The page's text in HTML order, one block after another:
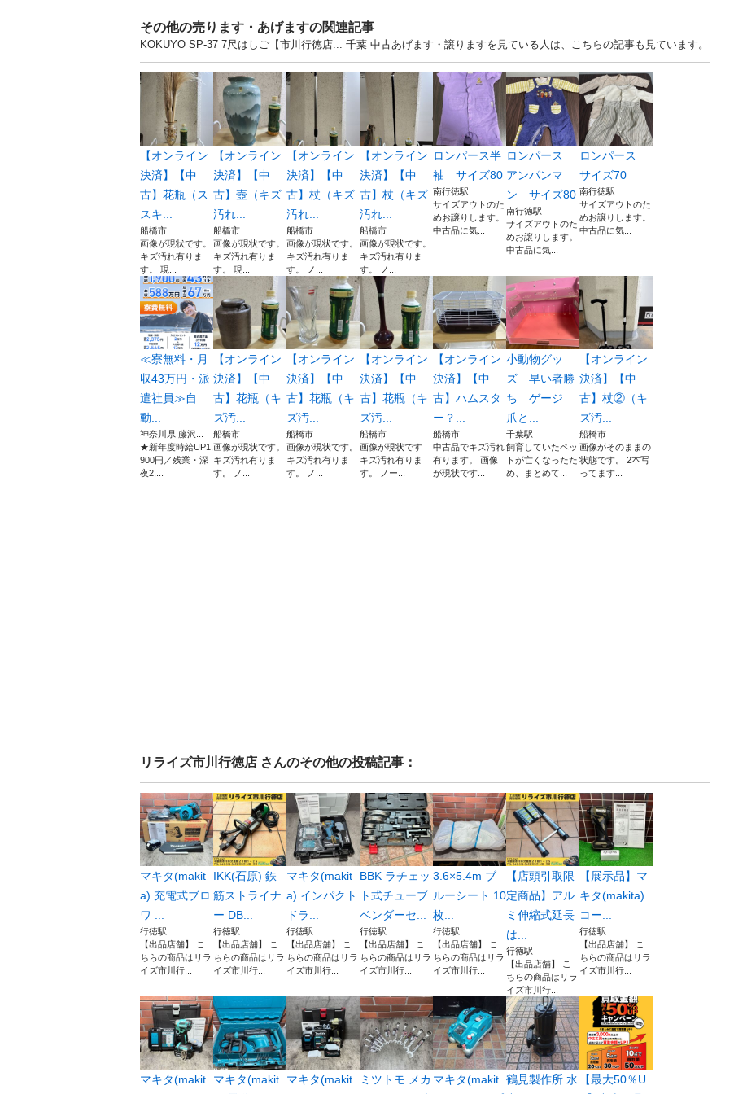
その他の売ります・あげますの関連記事
KOKUYO SP-37 7尺はしご【市川行徳店... 千葉 中古あげます・譲りますを見ている人は、こちらの記事も見ています。
【オンライン
決済】【中
古】花瓶（ス
スキ...
船橋市
画像が現状です。
キズ汚れ有りま
す。 現...
【オンライン
決済】【中
古】壺（キズ
汚れ...
船橋市
画像が現状です。
キズ汚れ有りま
す。 現...
【オンライン
決済】【中
古】杖（キズ
汚れ...
船橋市
画像が現状です。
キズ汚れ有りま
す。 ノ...
【オンライン
決済】【中
古】杖（キズ
汚れ...
船橋市
画像が現状です。
キズ汚れ有りま
す。 ノ...
ロンパース半
袖 サイズ80
南行徳駅
サイズアウトのた
めお譲りします。
中古品に気...
ロンパース
アンパンマ
ン サイズ80
南行徳駅
サイズアウトのた
めお譲りします。
中古品に気...
ロンパース
サイズ70
南行徳駅
サイズアウトのた
めお譲りします。
中古品に気...
≪寮無料・月
収43万円・派
遣社員≫自
動...
神奈川県 藤沢...
★新年度時給UP1,
900円／残業・深
夜2,...
【オンライン
決済】【中
古】花瓶（キ
ズ汚...
船橋市
画像が現状です。
キズ汚れ有りま
す。 ノ...
【オンライン
決済】【中
古】花瓶（キ
ズ汚...
船橋市
画像が現状です。
キズ汚れ有りま
す。 ノ...
【オンライン
決済】【中
古】花瓶（キ
ズ汚...
船橋市
画像が現状です
キズ汚れ有りま
す。 ノー...
【オンライン
決済】【中
古】ハムスタ
ー？...
船橋市
中古品でキズ汚れ
有ります。 画像
が現状です...
小動物グッ
ズ 早い者勝
ち ゲージ
爪と...
千葉駅
飼育していたペッ
トが亡くなったた
め、まとめて...
【オンライン
決済】【中
古】杖②（キ
ズ汚...
船橋市
画像がそのままの
状態です。 2本写
ってます...
リライズ市川行徳店 さんのその他の投稿記事：
マキタ(makit
a) 充電式ブロ
ワ ...
行徳駅
【出品店舗】 こ
ちらの商品はリラ
イズ市川行...
IKK(石原) 鉄
筋ストライナ
ー DB...
行徳駅
【出品店舗】 こ
ちらの商品はリラ
イズ市川行...
マキタ(makit
a) インパクト
ドラ...
行徳駅
【出品店舗】 こ
ちらの商品はリラ
イズ市川行...
BBK ラチェッ
ト式チューブ
ベンダーセ...
行徳駅
【出品店舗】 こ
ちらの商品はリラ
イズ市川行...
3.6×5.4m ブ
ルーシート 10
枚...
行徳駅
【出品店舗】 こ
ちらの商品はリラ
イズ市川行...
【店頭引取限
定商品】アル
ミ伸縮式延長
は...
行徳駅
【出品店舗】 こ
ちらの商品はリラ
イズ市川行...
【展示品】マ
キタ(makita)
コー...
行徳駅
【出品店舗】 こ
ちらの商品はリラ
イズ市川行...
マキタ(makit
マキタ(makit
マキタ(makit
ミツトモ メカ マキタ(makit 鶴見製作所 水
【最大50％U